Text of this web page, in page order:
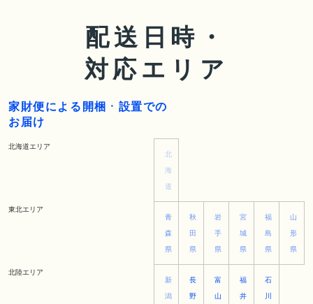
配送日時・
対応エリア
家財便による開梱 · 設置での
お届け
北海道エリア
北
海
道
東北エリア
青
森
県
秋
田
県
岩
手
県
宮
城
県
福
島
県
山
形
県
北陸エリア
新
潟
長
野
富
山
福
井
石
川